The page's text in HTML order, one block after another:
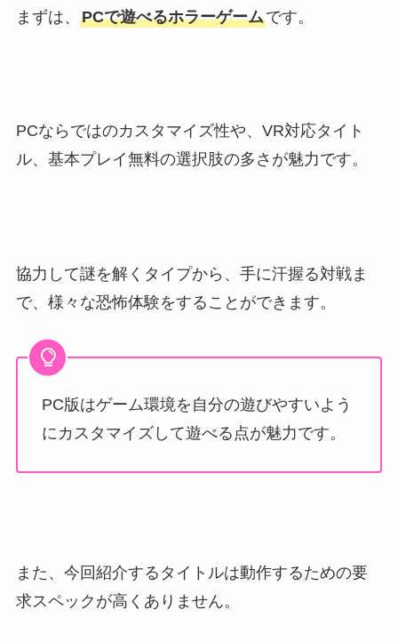
まずは、 PCで遊べるホラーゲームです。
PCならではのカスタマイズ性や、VR対応タイト
ル、基本プレイ無料の選択肢の多さが魅力です。
協力して謎を解くタイプから、手に汗握る対戦ま
で、様々な恐怖体験をすることができます。
PC版はゲーム環境を自分の遊びやすいよう
にカスタマイズして遊べる点が魅力です。
また、今回紹介するタイトルは動作するための要
求スペックが高くありません。